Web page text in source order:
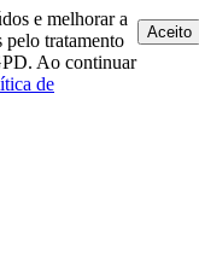
e melhorar a
pelo tratamento
Ao continuar
de
Aceito